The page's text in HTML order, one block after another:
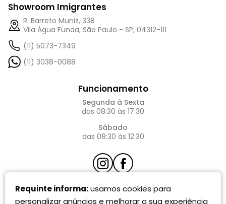
Showroom Imigrantes
R. Barreto Muniz, 338
Vila Água Funda, São Paulo - SP, 04312-111
(11) 5073-7349
(11) 3038-0088
Funcionamento
Segunda à Sexta
das 08:30 às 17:30
Sábado
das 08:30 às 12:30
Requinte informa:usamos cookies para
personalizar anúncios e melhorar a sua experiência